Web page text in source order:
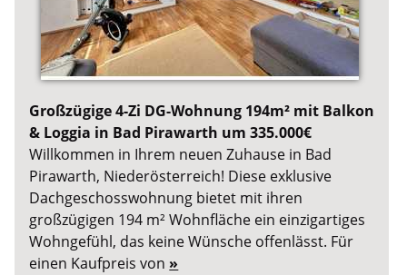
Großzügige 4-Zi DG-Wohnung 194m² mit Balkon
& Loggia in Bad Pirawarth um 335.000€
Willkommen in Ihrem neuen Zuhause in Bad
Pirawarth, Niederösterreich! Diese exklusive
Dachgeschosswohnung bietet mit ihren
großzügigen 194 m² Wohnfläche ein einzigartiges
Wohngefühl, das keine Wünsche offenlässt. Für
einen Kaufpreis von »